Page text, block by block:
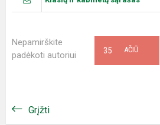
Nepamirškite
padėkoti autoriui
AČIŪ
35
Grįžti